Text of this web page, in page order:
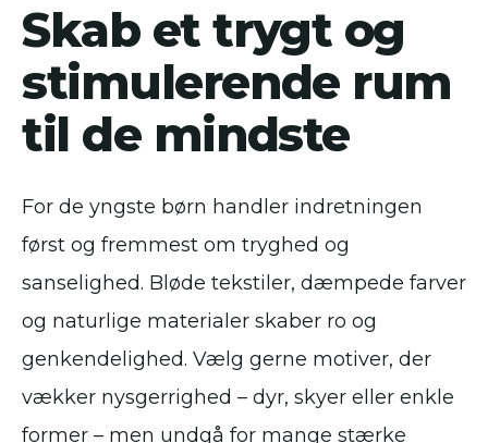
Skab et trygt og
stimulerende rum
til de mindste
For de yngste børn handler indretningen
først og fremmest om tryghed og
sanselighed. Bløde tekstiler, dæmpede farver
og naturlige materialer skaber ro og
genkendelighed. Vælg gerne motiver, der
vækker nysgerrighed – dyr, skyer eller enkle
former – men undgå for mange stærke